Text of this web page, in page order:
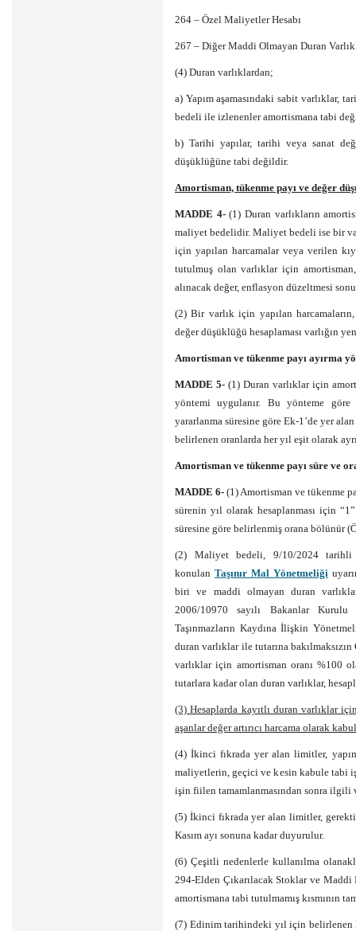
264 – Özel Maliyetler Hesabı
267 – Diğer Maddi Olmayan Duran
(4) Duran varlıklardan;
a) Yapım aşamasındaki sabit varlıklar,
bedeli ile izlenenler amortismana tabi
b) Tarihi yapılar, tarihi veya sanat
düşüklüğüne tabi değildir.
Amortisman, tükenme payı ve değer
MADDE 4-(1) Duran varlıkların
maliyet bedelidir. Maliyet bedeli ise bir
için yapılan harcamalar veya verilen
tutulmuş olan varlıklar için
alınacak değer, enflasyon düzeltmesi
(2) Bir varlık için yapılan
değer düşüklüğü hesaplaması varlığın
Amortisman ve tükenme payı ayırma
MADDE 5- (1) Duran varlıklar için
yöntemi uygulanır. Bu yönteme
yararlanma süresine göre Ek-1’de yer
belirlenen oranlarda her yıl eşit olarak
Amortisman ve tükenme payı süre ve
MADDE 6- (1) Amortisman ve tükenme
sürenin yıl olarak hesaplanması için
süresine göre belirlenmiş orana bölünür
(2) Maliyet bedeli, 9/10/2024 tarihli
konulan Taşınır Mal Yönetmeliği
biri ve maddi olmayan duran
2006/10970 sayılı Bakanlar
Taşınmazların Kaydına İlişkin
duran varlıklar ile tutarına
varlıklar için amortisman oranı %100
tutarlara kadar olan duran varlıklar,
(3) Hesaplarda kayıtlı duran varlıklar
aşanlar değer artırıcı harcama olarak
(4) İkinci fıkrada yer alan limitler,
maliyetlerin, geçici ve kesin kabule tabi
işin fiilen tamamlanmasından sonra ilgili
(5) İkinci fıkrada yer alan limitler,
Kasım ayı sonuna kadar duyurulur.
(6) Çeşitli nedenlerle kullanılma
294-Elden Çıkarılacak Stoklar ve
amortismana tabi tutulmamış kısmının
(7) Edinim tarihindeki yıl için